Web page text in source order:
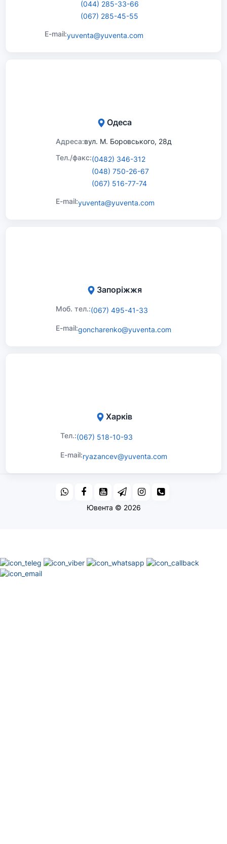
(044) 285-33-66
(067) 285-45-55
E-mail:yuventa@yuventa.com
Одеса
Адреса:вул. М. Боровського, 28д
Тел./факс:(0482) 346-312
(048) 750-26-67
(067) 516-77-74
E-mail:yuventa@yuventa.com
Запоріжжя
Моб. тел.:(067) 495-41-33
E-mail:goncharenko@yuventa.com
Харків
Тел.:(067) 518-10-93
E-mail:ryazancev@yuventa.com
Ювента © 2026